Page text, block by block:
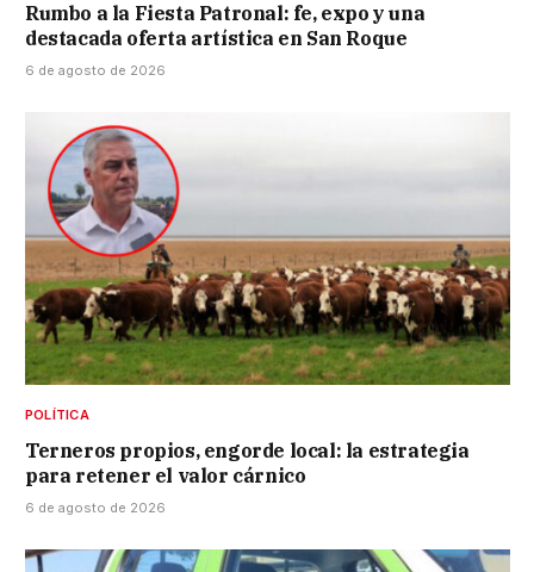
Rumbo a la Fiesta Patronal: fe, expo y una
destacada oferta artística en San Roque
6 de agosto de 2026
POLÍTICA
Terneros propios, engorde local: la estrategia
para retener el valor cárnico
6 de agosto de 2026